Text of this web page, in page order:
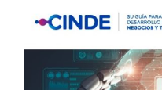
imagen